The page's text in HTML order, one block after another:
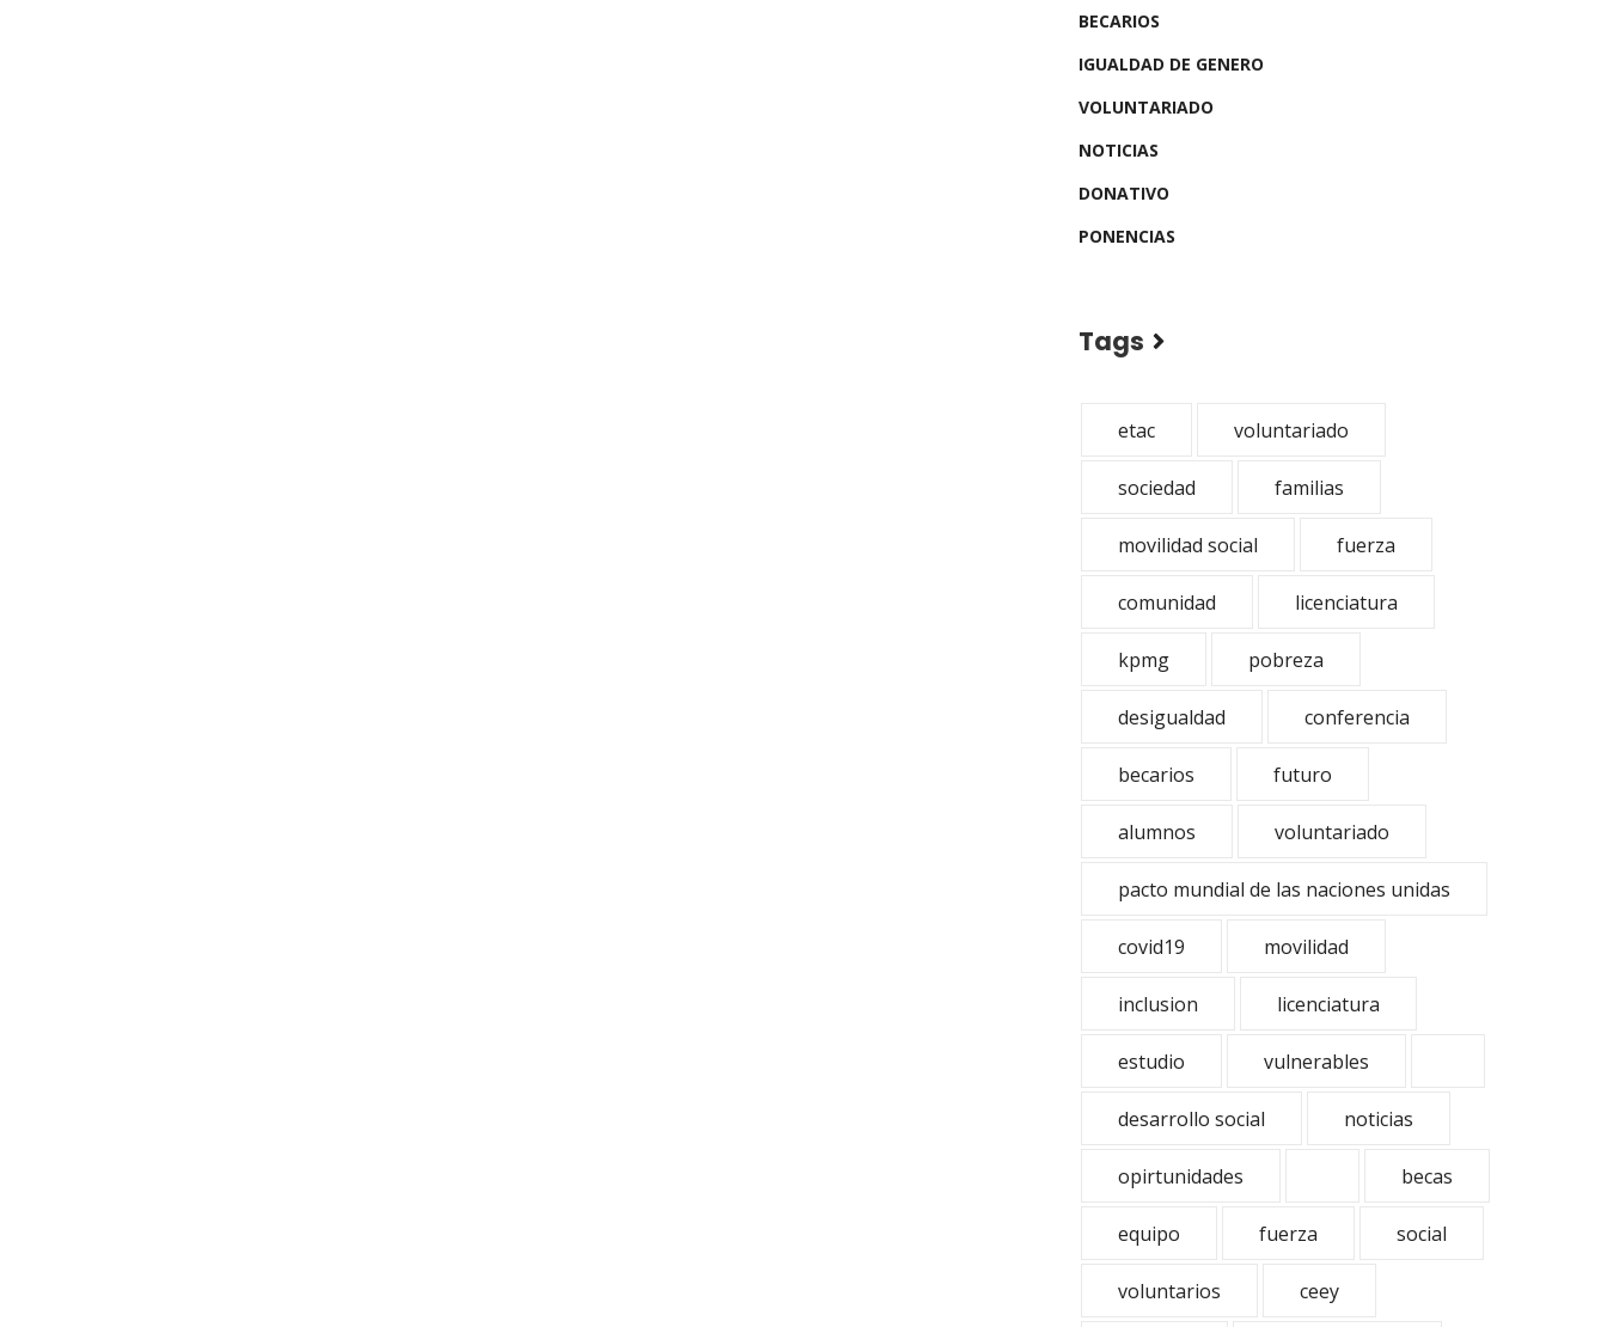
BECARIOS
IGUALDAD DE GENERO
VOLUNTARIADO
NOTICIAS
DONATIVO
PONENCIAS
Tags
etac voluntariado
sociedad familias
movilidad social fuerza
comunidad licenciatura
kpmg pobreza
desigualdad conferencia
becarios futuro
alumnos voluntariado
pacto mundial de las naciones unidas
covid19 movilidad
inclusion licenciatura
estudio vulnerables
desarrollo social noticias
opirtunidades becas
equipo fuerza social
voluntarios ceey